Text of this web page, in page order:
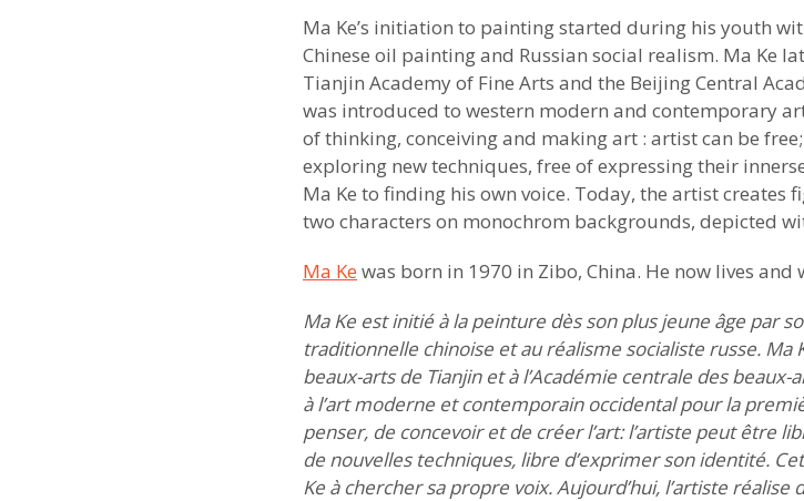
Ma Ke’s initiation to painting started during his youth
Chinese oil painting and Russian social realism. Ma Ke
Tianjin Academy of Fine Arts and the Beijing Central
was introduced to western modern and contemporary
of thinking, conceiving and making art : artist can be
exploring new techniques, free of expressing their
Ma Ke to finding his own voice. Today, the artist
two characters on monochrom backgrounds, depicted
Ma Ke was born in 1970 in Zibo, China. He now lives and
Ma Ke est initié à la peinture dès son plus jeune âge par
traditionnelle chinoise et au réalisme socialiste russe. Ma
beaux-arts de Tianjin et à l’Académie centrale des
à l’art moderne et contemporain occidental pour la
penser, de concevoir et de créer l’art: l’artiste peut être
de nouvelles techniques, libre d’exprimer son identité.
Ke à chercher sa propre voix. Aujourd’hui, l’artiste